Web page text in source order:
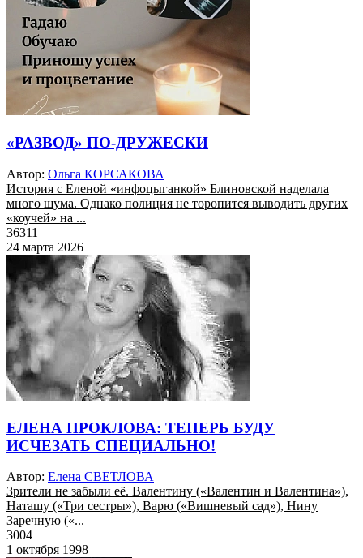
«РАЗВОД» ПО-ДРУЖЕСКИ
Автор: Ольга КОРСАКОВА
История с Еленой «инфоцыганкой» Блиновской наделала
много шума. Однако полиция не торопится выводить других
«коучей» на ...
36311
24 марта 2026
ЕЛЕНА ПРОКЛОВА: ТЕПЕРЬ БУДУ
ИСЧЕЗАТЬ СПЕЦИАЛЬНО!
Автор: Елена СВЕТЛОВА
Зрители не забыли её. Валентину («Валентин и Валентина»),
Наташу («Три сестры»), Варю («Вишневый сад»), Нину
Заречную («...
3004
1 октября 1998